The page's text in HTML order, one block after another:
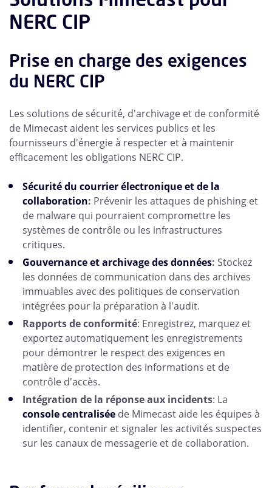
NERC CIP
Prise en charge des exigences
du NERC CIP
Les solutions de sécurité, d'archivage et de conformité
de Mimecast aident les services publics et les
fournisseurs d'énergie à respecter et à maintenir
efficacement les obligations NERC CIP.
Sécurité du courrier électronique et de la
collaboration: Prévenir les attaques de phishing et
de malware qui pourraient compromettre les
systèmes de contrôle ou les infrastructures
critiques.
Gouvernance et archivage des données: Stockez
les données de communication dans des archives
immuables avec des politiques de conservation
intégrées pour la préparation à l'audit.
Rapports de conformité: Enregistrez, marquez et
exportez automatiquement les enregistrements
pour démontrer le respect des exigences en
matière de protection des informations et de
contrôle d'accès.
Intégration de la réponse aux incidents: La
console centralisée de Mimecast aide les équipes à
identifier, contenir et signaler les activités suspectes
sur les canaux de messagerie et de collaboration.